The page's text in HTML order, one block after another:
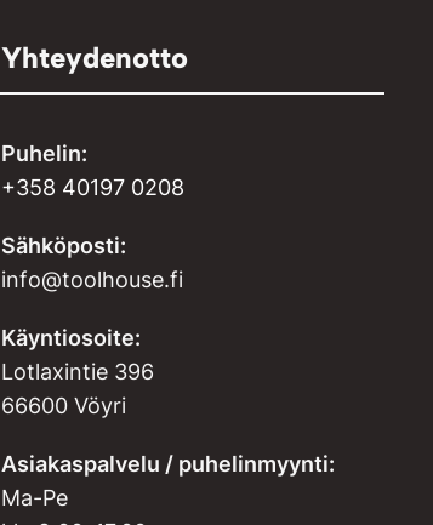
Yhteydenotto
Puhelin:
+358 40197 0208
Sähköposti:
info@toolhouse.fi
Käyntiosoite:
Lotlaxintie 396
66600 Vöyri
Asiakaspalvelu / puhelinmyynti:
Ma-Pe